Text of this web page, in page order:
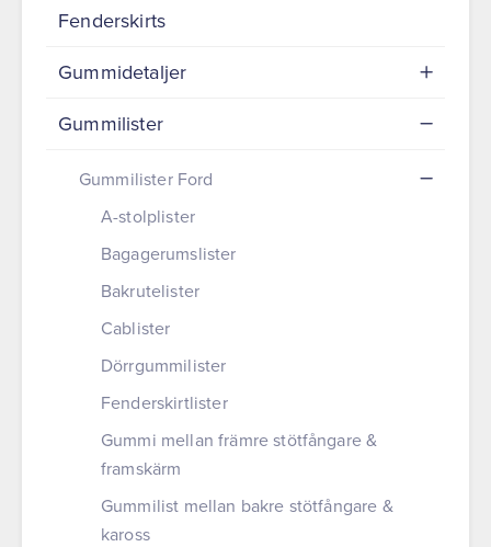
Fenderskirts
Gummidetaljer
Gummilister
Gummilister Ford
A-stolplister
Bagagerumslister
Bakrutelister
Cablister
Dörrgummilister
Fenderskirtlister
Gummi mellan främre stötfångare &
framskärm
Gummilist mellan bakre stötfångare &
kaross